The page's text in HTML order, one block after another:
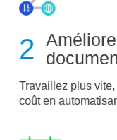
2
Travaillez plus
coût en